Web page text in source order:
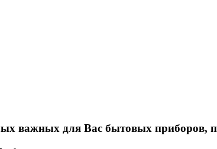
важных для Вас бытовых приборов,